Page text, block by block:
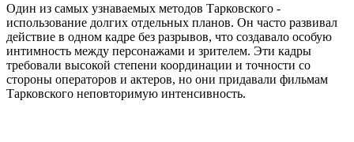
Один из самых узнаваемых методов Тарковского -
использование долгих отдельных планов. Он часто развивал
действие в одном кадре без разрывов, что создавало особую
интимность между персонажами и зрителем. Эти кадры
требовали высокой степени координации и точности со
стороны операторов и актеров, но они придавали фильмам
Тарковского неповторимую интенсивность.